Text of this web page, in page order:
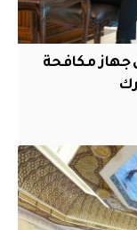
جهاز مكافحة